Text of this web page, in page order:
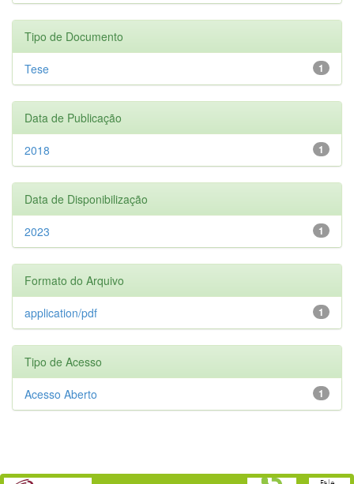
Tipo de Documento
1
Tese
Data de Publicação
1
2018
Data de Disponibilização
1
2023
Formato do Arquivo
1
application/pdf
Tipo de Acesso
1
Acesso Aberto